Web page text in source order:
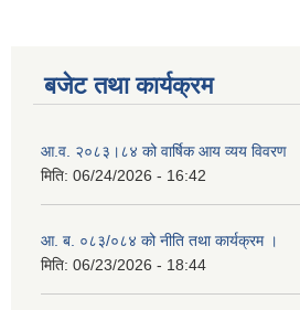
बजेट तथा कार्यक्रम
आ.व. २०८३।८४ को वार्षिक आय व्यय विवरण
मिति: 06/24/2026 - 16:42
आ. ब. ०८३/०८४ को नीति तथा कार्यक्रम ।
मिति: 06/23/2026 - 18:44